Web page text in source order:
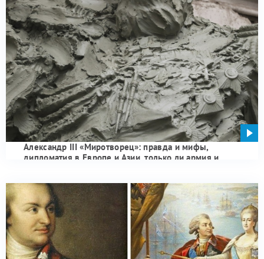
Александр III «Миротворец»: правда и мифы,
дипломатия в Европе и Азии, только ли армия и